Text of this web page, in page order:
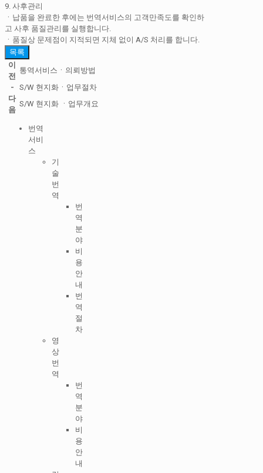
9. 사후관리
ㆍ납품을 완료한 후에는 번역서비스의 고객만족도를 확인하
고 사후 품질관리를 실행합니다.
ㆍ품질상 문제점이 지적되면 지체 없이 A/S 처리를 합니다.
목록
이
전
통역서비스ㆍ의뢰방법
-
S/W 현지화ㆍ업무절차
다
음
S/W 현지화 ㆍ업무개요
번역
서비
스
기
술
번
역
번
역
분
야
비
용
안
내
번
역
절
차
영
상
번
역
번
역
분
야
비
용
안
내